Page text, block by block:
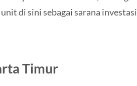
di sini sebagai sarana investasi
Timur